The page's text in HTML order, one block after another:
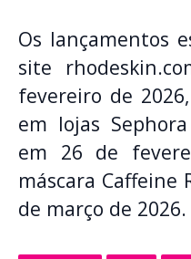
Os lançamentos
site
fevereiro de
em lojas
em 26 de
máscara Caffeine
de março de 2026.